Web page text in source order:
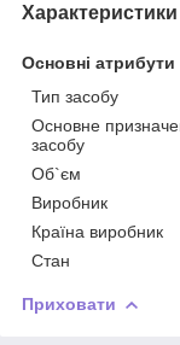
Характеристики
Основні атрибути
Тип засобу
Основне
засобу
Об`єм
Виробник
Країна виробник
Стан
Приховати